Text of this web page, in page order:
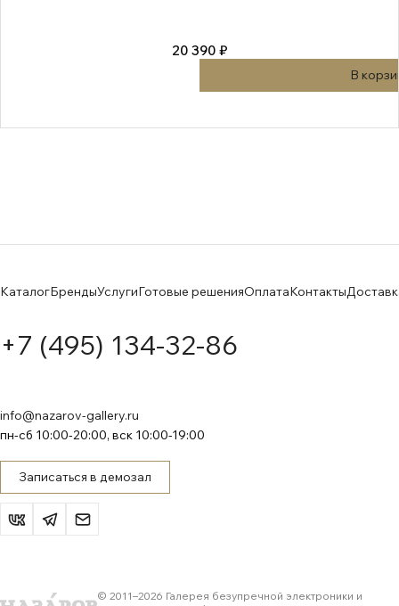
20 390 ₽
В
КаталогБрендыУслугиГотовые решенияОплатаКонтакты
+7 (495) 134-32-86
info@nazarov-gallery.ru
пн-сб 10:00-20:00, вск 10:00-19:00
Записаться в демозал
© 2011–2026 Галерея безупречной электроники и